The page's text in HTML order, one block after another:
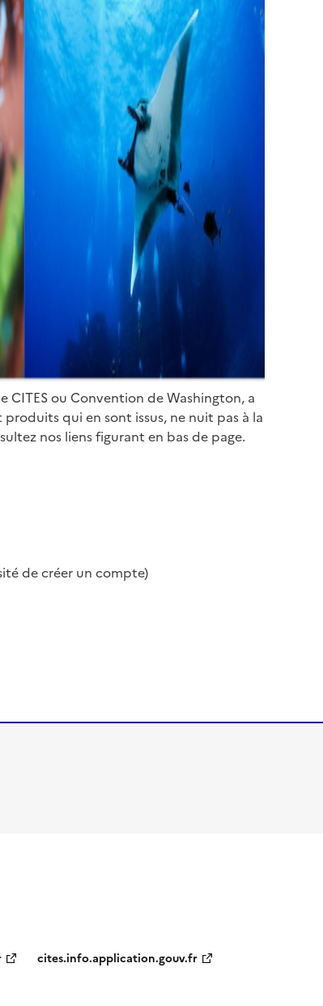
ou Convention de Washington, a
qui en sont issus, ne nuit pas à la
nos liens figurant en bas de page.
de créer un compte)
cites.info.application.gouv.fr